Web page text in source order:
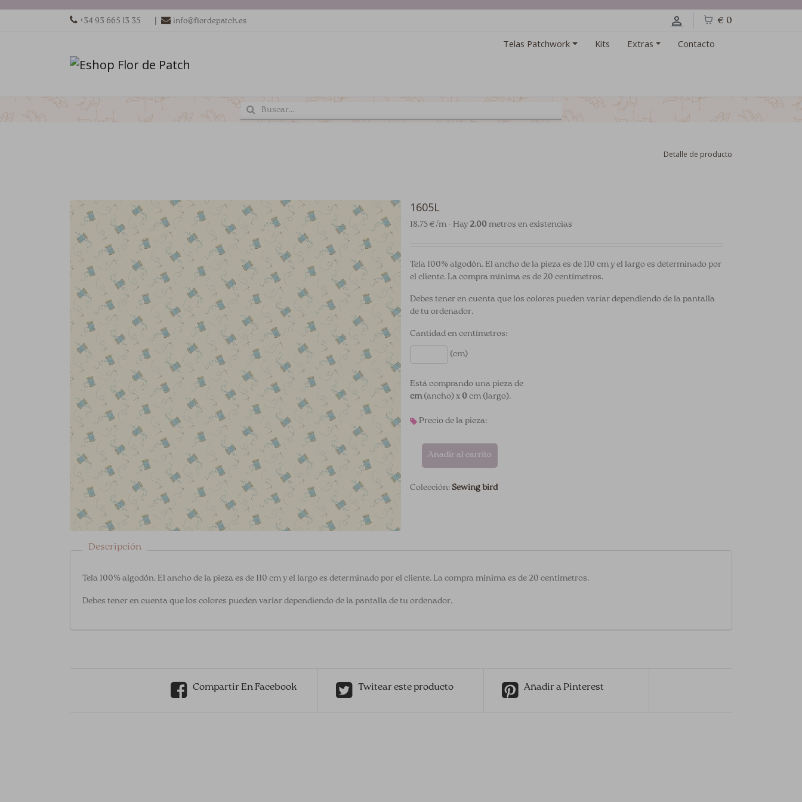
+34 93 665 13 35 | info@flordepatch.es € 0
Telas Patchwork Kits Extras Contacto
Detalle de producto
1605L
18.75 €/m - Hay2.00 metros en existencias
Tela 100% algodón. El ancho de la pieza es de 110 cm y el largo es determinado por
el cliente. La compra mínima es de 20 centímetros.
Debes tener en cuenta que los colores pueden variar dependiendo de la pantalla
de tu ordenador.
Cantidad en centímetros:
(cm)
Está comprando una pieza de
cm(ancho) x 0cm (largo).
Precio de la pieza:
Añadir al carrito
Colección:Sewing bird
Descripción
Tela 100% algodón. El ancho de la pieza es de 110 cm y el largo es determinado por el cliente. La compra mínima es de 20 centímetros.
Debes tener en cuenta que los colores pueden variar dependiendo de la pantalla de tu ordenador.
Compartir En Facebook Twitear este producto Añadir a Pinterest